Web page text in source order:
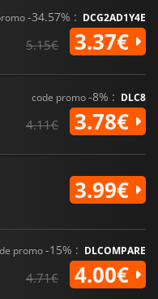
-34.57% : DCG2AD1Y4E
5.15€ 3.37€
code promo-8% : DLC8
4.11€ 3.78€
3.99€
promo-15% : DLCOMPARE
4.71€ 4.00€